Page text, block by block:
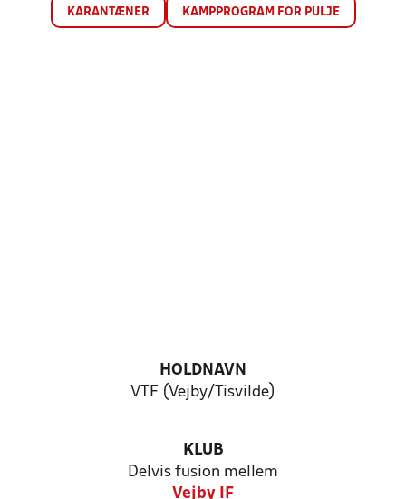
KARANTÆNER KAMPPROGRAM FOR PULJE
HOLDNAVN
VTF (Vejby/Tisvilde)
KLUB
Delvis fusion mellem
Vejby IF